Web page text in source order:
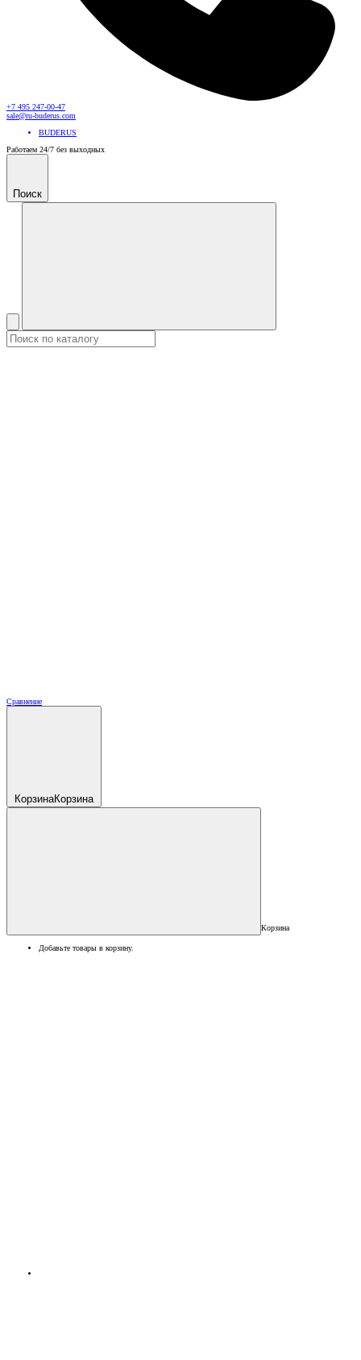
+7 495 247-00-47
sale@ru-buderus.com
BUDERUS
Работаем 24/7 без выходных
Поиск
Сравнение
КорзинаКорзина
Корзина
Добавьте товары в корзину.